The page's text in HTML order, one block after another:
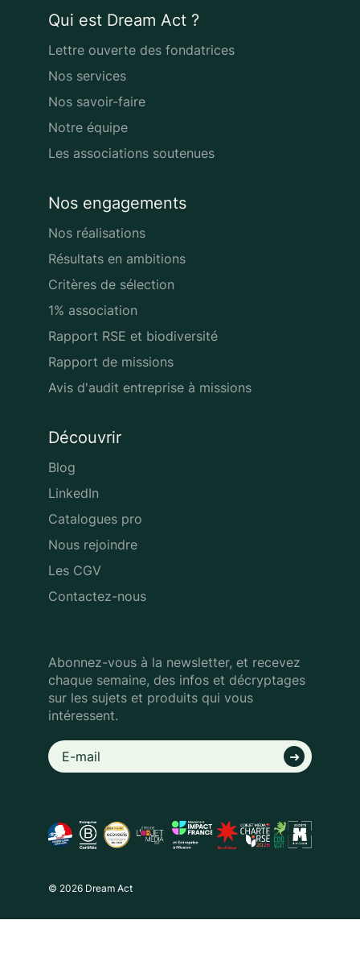
Qui est Dream Act ?
Lettre ouverte des fondatrices
Nos services
Nos savoir-faire
Notre équipe
Les associations soutenues
Nos engagements
Nos réalisations
Résultats en ambitions
Critères de sélection
1% association
Rapport RSE et biodiversité
Rapport de missions
Avis d'audit entreprise à missions
Découvrir
Blog
LinkedIn
Catalogues pro
Nous rejoindre
Les CGV
Contactez-nous
Abonnez-vous à la newsletter, et recevez
chaque semaine, des infos et décryptages
sur les sujets et produits qui vous
intéressent.
© 2026 Dream Act